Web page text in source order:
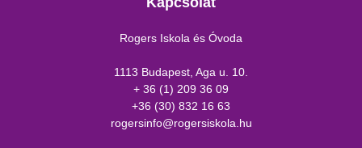
Rogers Iskola és Óvoda
1113 Budapest, Aga u. 10.
+ 36 (1) 209 36 09
+36 (30) 832 16 63
rogersinfo@rogersiskola.hu